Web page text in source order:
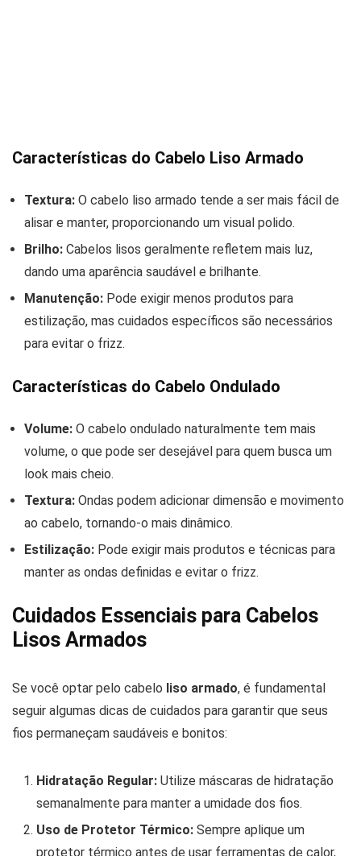
Características do Cabelo Liso Armado
Textura: O cabelo liso armado tende a ser mais fácil de
alisar e manter, proporcionando um visual polido.
Brilho: Cabelos lisos geralmente refletem mais luz,
dando uma aparência saudável e brilhante.
Manutenção: Pode exigir menos produtos para
estilização, mas cuidados específicos são necessários
para evitar o frizz.
Características do Cabelo Ondulado
Volume: O cabelo ondulado naturalmente tem mais
volume, o que pode ser desejável para quem busca um
look mais cheio.
Textura: Ondas podem adicionar dimensão e movimento
ao cabelo, tornando-o mais dinâmico.
Estilização: Pode exigir mais produtos e técnicas para
manter as ondas definidas e evitar o frizz.
Cuidados Essenciais para Cabelos
Lisos Armados
Se você optar pelo cabelo liso armado, é fundamental
seguir algumas dicas de cuidados para garantir que seus
fios permaneçam saudáveis e bonitos:
Hidratação Regular: Utilize máscaras de hidratação
semanalmente para manter a umidade dos fios.
Uso de Protetor Térmico: Sempre aplique um
protetor térmico antes de usar ferramentas de calor,